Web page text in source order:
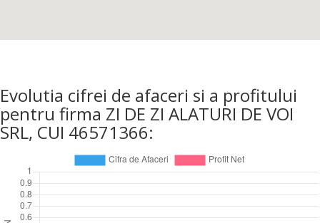
Evolutia cifrei de afaceri si a profitului
pentru firma ZI DE ZI ALATURI DE VOI
SRL, CUI 46571366: